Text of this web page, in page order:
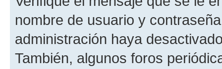
nombre de usuario y
administración haya
También, algunos foros